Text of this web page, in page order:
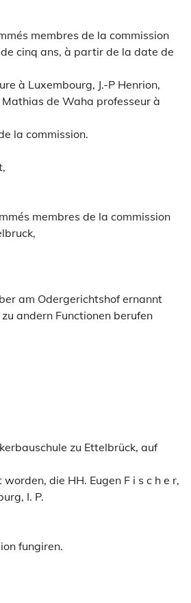
membres de la commission
cinq ans, à partir de la date de
à Luxembourg, J.-P Henrion,
de Waha professeur à
la commission.
membres de la commission
am Odergerichtshof ernannt
andern Functionen berufen
zu Ettelbrück, auf
die HH. Eugen F i s c h e r,
I. P.
fungiren.